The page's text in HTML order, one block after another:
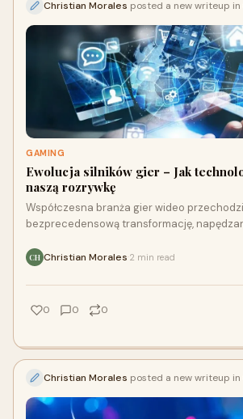
Christian Morales posted a new writeup in
GAMING
Ewolucja silników gier – Jak
naszą rozrywkę
Współczesna branża gier wideo przechodzi
bezprecedensową transformację,
niesamowity postęp w dziedzinie inżynierii
Jeszcze de...
CH Christian Morales 2 min read
0 0 0
Christian Morales posted a new writeup in